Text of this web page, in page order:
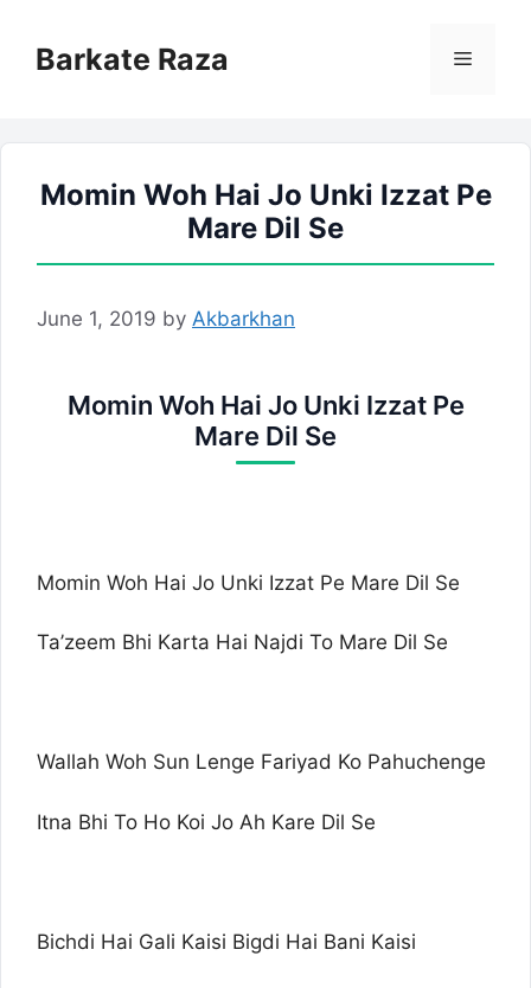
contentBarkate Raza Menu
Momin Woh Hai Jo Unki Izzat Pe
Mare Dil Se
June 1, 2019 by Akbarkhan
Momin Woh Hai Jo Unki Izzat Pe
Mare Dil Se
Momin Woh Hai Jo Unki Izzat Pe Mare Dil Se
Ta’zeem Bhi Karta Hai Najdi To Mare Dil Se
Wallah Woh Sun Lenge Fariyad Ko Pahuchenge
Itna Bhi To Ho Koi Jo Ah Kare Dil Se
Bichdi Hai Gali Kaisi Bigdi Hai Bani Kaisi